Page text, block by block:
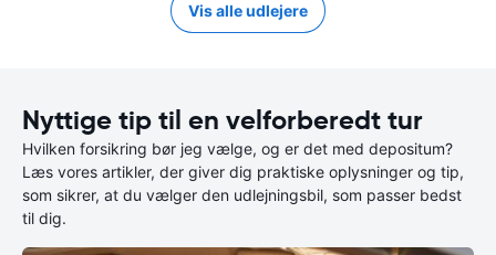
Vis alle udlejere
Nyttige tip til en velforberedt tur
Hvilken forsikring bør jeg vælge, og er det med depositum?
Læs vores artikler, der giver dig praktiske oplysninger og tip,
som sikrer, at du vælger den udlejningsbil, som passer bedst
til dig.